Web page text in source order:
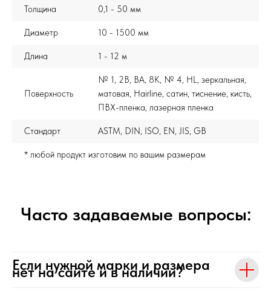
Толщина 0,1 - 50 мм
Диаметр 10 - 1500 мм
Длина 1 - 12 м
Поверхность
№ 1, 2B, BA, 8K, № 4, HL, зеркальная,
матовая, Hairline, сатин, тиснение, кисть,
ПВХ-пленка, лазерная пленка
Стандарт ASTM, DIN, ISO, EN, JIS, GB
* любой продукт изготовим по вашим размерам
Часто задаваемые вопросы:
Если нужной марки и размера
нет на сайте и в наличии?